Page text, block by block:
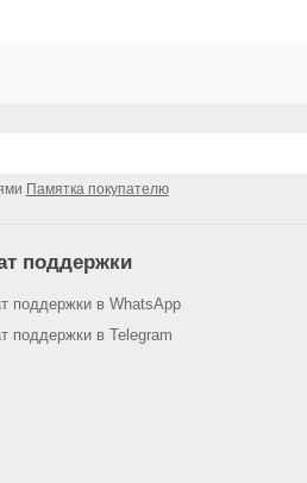
Памятка покупателю
поддержки
поддержки в WhatsApp
поддержки в Telegram